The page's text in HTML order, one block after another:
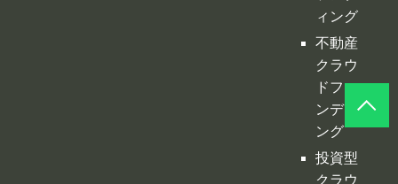
投資型
クラウ
ドファ
ンディ
ング